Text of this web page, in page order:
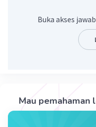
Level 3
29 September 2023 10:35
Buka akses
Mau pemahaman